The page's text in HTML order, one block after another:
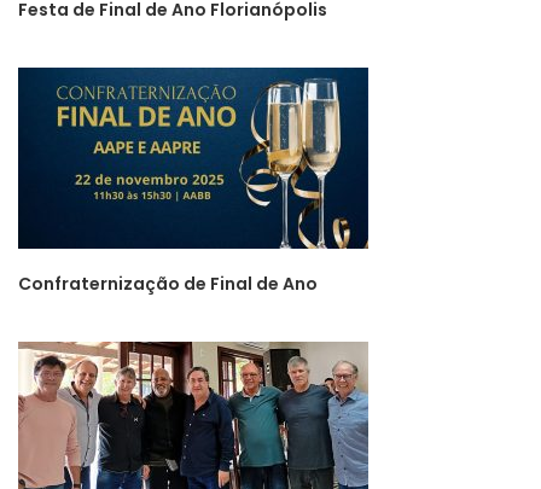
Festa de Final de Ano Florianópolis
Confraternização de Final de Ano